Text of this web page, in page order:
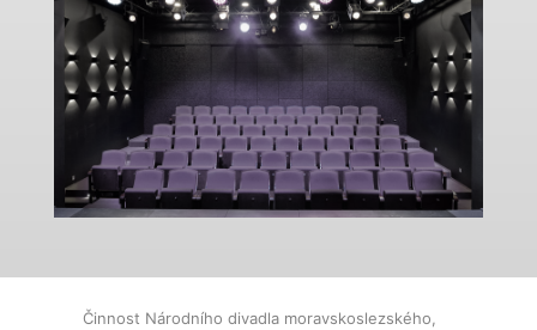
Činnost Národního divadla moravskoslezského,